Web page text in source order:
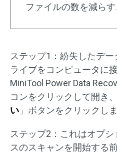
ファイルの数を減らす
ステップ1：紛失したデ
ライブをコンピュータに
MiniTool Power Data
コンをクリックして開き
い 」ボタンをクリックしま
ステップ2：これはオプ
スのスキャンを開始する